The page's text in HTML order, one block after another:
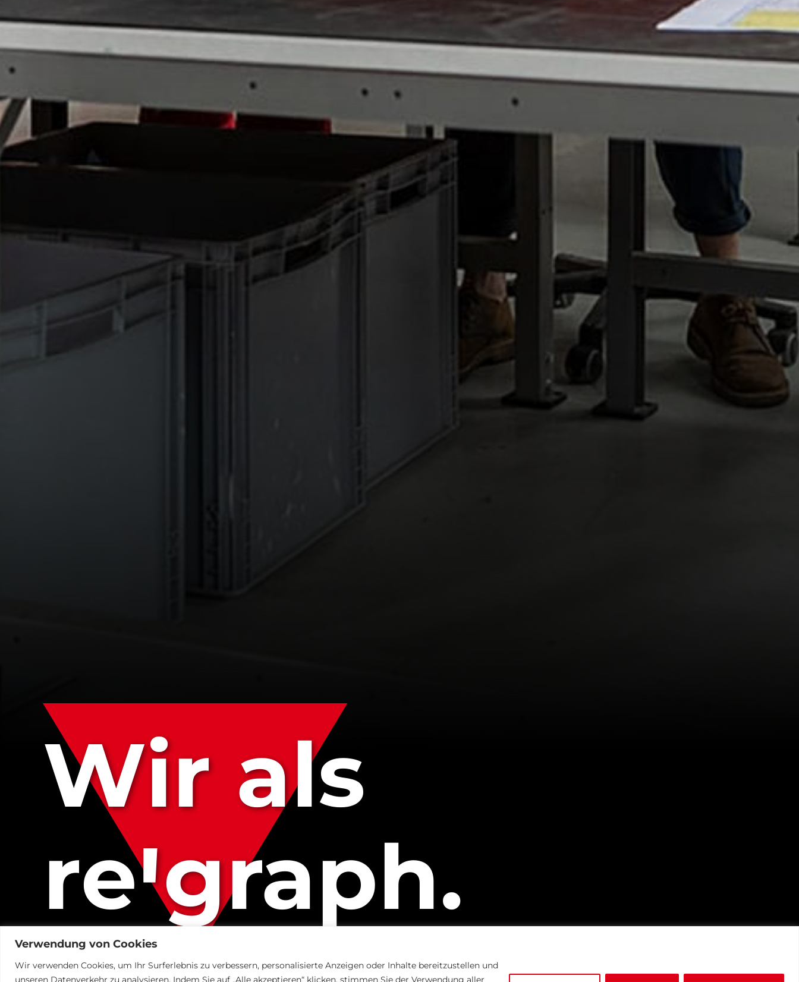
Verwendung von Cookies
Wir verwenden Cookies, um Ihr Surferlebnis zu verbessern, personalisierte Anzeigen oder Inhalte bereitzustellen und
unseren Datenverkehr zu analysieren. Indem Sie auf „Alle akzeptieren“ klicken, stimmen Sie der Verwendung aller
Wir als
reꞌgraph.